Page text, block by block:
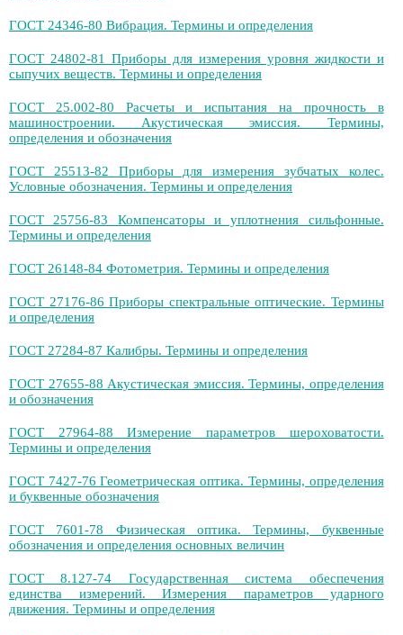
ГОСТ 24346-80 Вибрация. Термины и определения
ГОСТ 24802-81 Приборы для измерения уровня жидкости и
сыпучих веществ. Термины и определения
ГОСТ 25.002-80 Расчеты и испытания на прочность в
машиностроении. Акустическая эмиссия. Термины,
определения и обозначения
ГОСТ 25513-82 Приборы для измерения зубчатых колес.
Условные обозначения. Термины и определения
ГОСТ 25756-83 Компенсаторы и уплотнения сильфонные.
Термины и определения
ГОСТ 26148-84 Фотометрия. Термины и определения
ГОСТ 27176-86 Приборы спектральные оптические. Термины
и определения
ГОСТ 27284-87 Калибры. Термины и определения
ГОСТ 27655-88 Акустическая эмиссия. Термины, определения
и обозначения
ГОСТ 27964-88 Измерение параметров шероховатости.
Термины и определения
ГОСТ 7427-76 Геометрическая оптика. Термины, определения
и буквенные обозначения
ГОСТ 7601-78 Физическая оптика. Термины, буквенные
обозначения и определения основных величин
ГОСТ 8.127-74 Государственная система обеспечения
единства измерений. Измерения параметров ударного
движения. Термины и определения